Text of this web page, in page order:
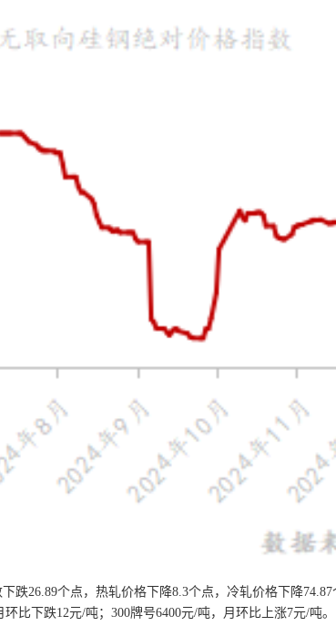
26.89个点，热轧价格下降8.3个点，冷轧价格下降
比下跌12元/吨；300牌号6400元/吨，月环比上涨7元/吨。